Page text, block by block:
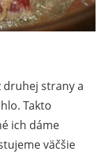
strany a
Takto
ich dáme
väčšie